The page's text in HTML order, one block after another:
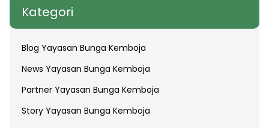
Kategori
Blog Yayasan Bunga Kemboja
News Yayasan Bunga Kemboja
Partner Yayasan Bunga Kemboja
Story Yayasan Bunga Kemboja